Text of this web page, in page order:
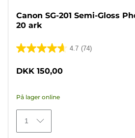
Canon SG-201 Semi-Gloss
20 ark
4.7 (74)
4.7
stjerner.
74
anmeldelser
DKK 150,00
På lager online
1